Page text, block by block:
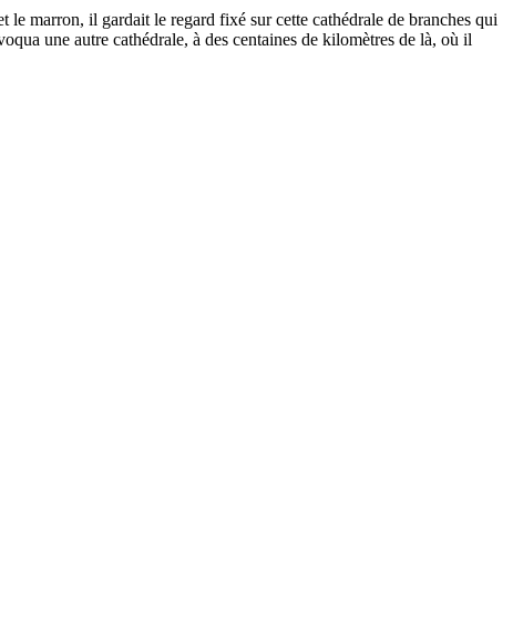
marron, il gardait le regard fixé sur cette cathédrale de branches qui
une autre cathédrale, à des centaines de kilomètres de là, où il